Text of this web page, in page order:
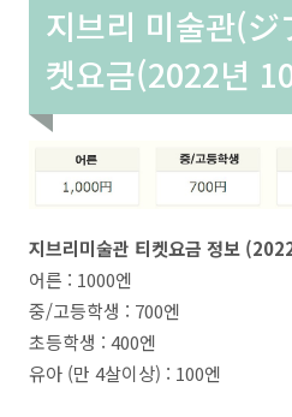
지브리 미술관(
켓요금(2022년
지브리미술관 티켓요금 정보
어른 : 1000엔
중/고등학생 : 700엔
초등학생 : 400엔
유아 (만 4살이상) : 100엔